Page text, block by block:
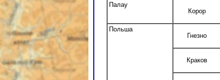
Палау
Корор
Польша
Гнезно
Краков